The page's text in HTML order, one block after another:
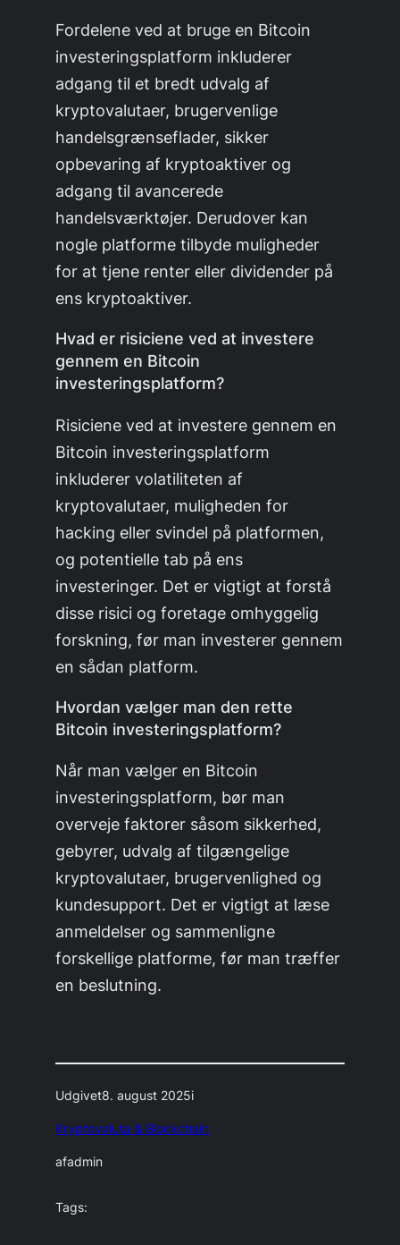
Fordelene ved at bruge en Bitcoin
investeringsplatform inkluderer
adgang til et bredt udvalg af
kryptovalutaer, brugervenlige
handelsgrænseflader, sikker
opbevaring af kryptoaktiver og
adgang til avancerede
handelsværktøjer. Derudover kan
nogle platforme tilbyde muligheder
for at tjene renter eller dividender på
ens kryptoaktiver.
Hvad er risiciene ved at investere
gennem en Bitcoin
investeringsplatform?
Risiciene ved at investere gennem en
Bitcoin investeringsplatform
inkluderer volatiliteten af
kryptovalutaer, muligheden for
hacking eller svindel på platformen,
og potentielle tab på ens
investeringer. Det er vigtigt at forstå
disse risici og foretage omhyggelig
forskning, før man investerer gennem
en sådan platform.
Hvordan vælger man den rette
Bitcoin investeringsplatform?
Når man vælger en Bitcoin
investeringsplatform, bør man
overveje faktorer såsom sikkerhed,
gebyrer, udvalg af tilgængelige
kryptovalutaer, brugervenlighed og
kundesupport. Det er vigtigt at læse
anmeldelser og sammenligne
forskellige platforme, før man træffer
en beslutning.
Udgivet8. august 2025i
Kryptovaluta & Blockchain
afadmin
Tags: